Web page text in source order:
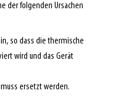
der folgenden Ursachen
so dass die thermische
wird und das Gerät
ersetzt werden.